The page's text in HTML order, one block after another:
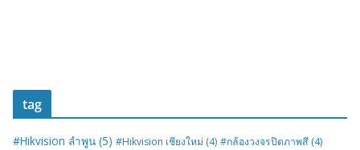
tag
#Hikvision ลำพูน (5) #Hikvision เชียงใหม่ (4) #กล้องวงจรปิดภาพสี (4)